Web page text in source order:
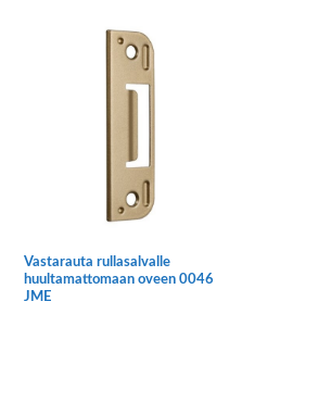
Vastarauta rullasalvalle
huultamattomaan oveen 0046
JME